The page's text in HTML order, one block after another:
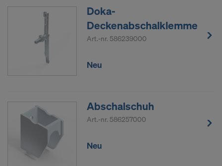
Doka-
Deckenabschalklemme
Art.-nr. 586239000
Neu
Abschalschuh
Art.-nr. 586257000
Neu